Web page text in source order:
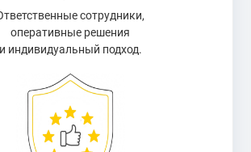
сотрудники,
оперативные решения
и индивидуальный подход.